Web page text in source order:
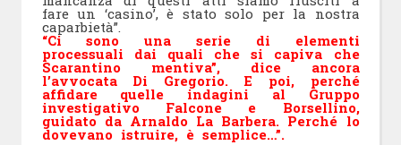
fare un ‘casino’, è stato solo per la nostra
caparbietà”.
“Ci sono una serie di elementi
processuali dai quali che si capiva che
Scarantino mentiva”, dice ancora
l’avvocata Di Gregorio. E poi, perché
affidare quelle indagini al Gruppo
investigativo Falcone e Borsellino,
guidato da Arnaldo La Barbera. Perché lo
dovevano istruire, è semplice…”.